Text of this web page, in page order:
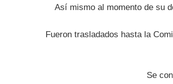
Así mismo al momento de su
Fueron trasladados hasta la
Se